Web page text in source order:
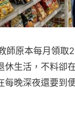
師原本每月領取
休生活，不料卻
每晚深夜還要到